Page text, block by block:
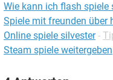
Wie kann ich flash spiele
Spiele mit freunden über
Online spiele silvester -
Steam spiele weitergeben